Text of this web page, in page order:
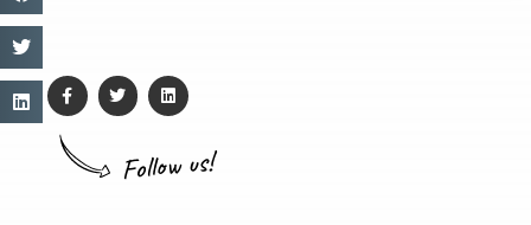
Follow us!